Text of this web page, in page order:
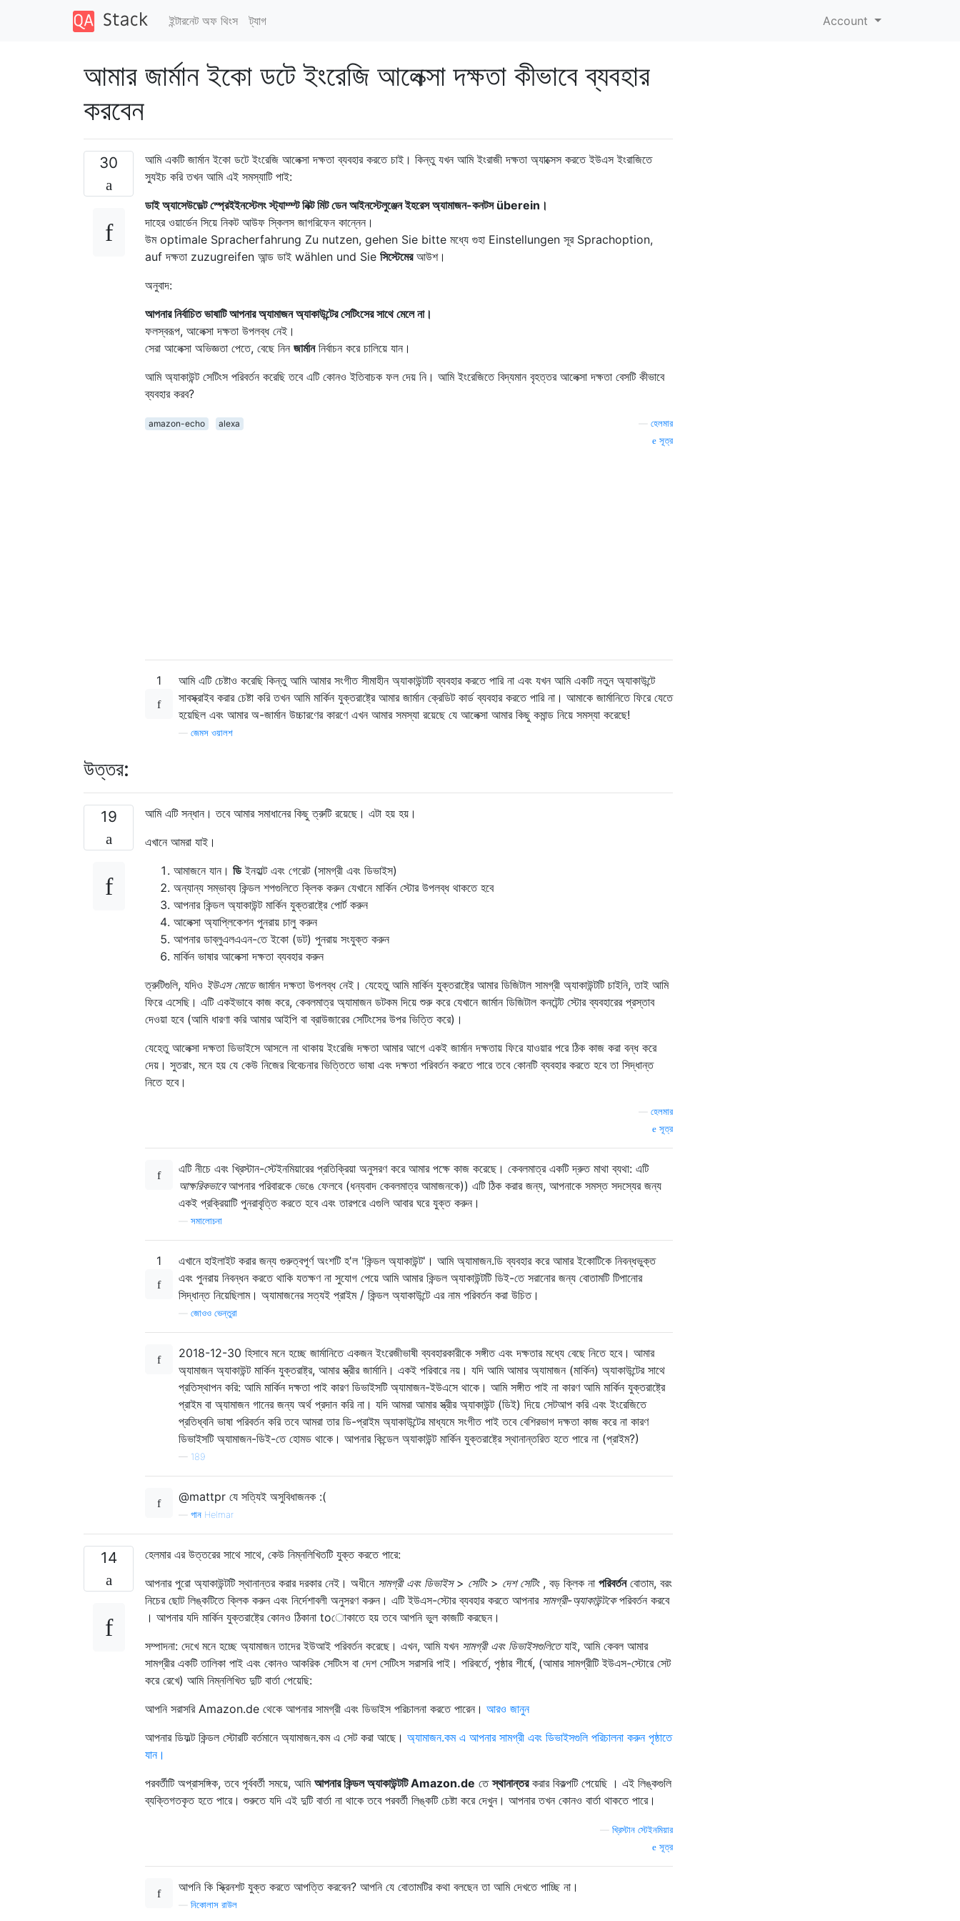
ইন্টারনেট অফ থিংস ট্যাগ Account
আমার জার্মান ইকো ডটে ইংরেজি আলেক্সা দক্ষতা কীভাবে ব্যবহার
করবেন
30
আমি একটি জার্মান ইকো ডটে ইংরেজি আলেক্সা দক্ষতা ব্যবহার করতে চাই। কিন্তু যখন আমি ইংরাজী দক্ষতা অ্যাক্সেস করতে ইউএস ইংরাজিতে
স্যুইচ করি তখন আমি এই সমস্যাটি পাই:
ডাই অ্যাসেউভেল্ট স্প্রেইইনস্টেলং স্ট্যাম্ম্ট নিক্ট মিট ডেন আইনস্টেলুঞ্জেন ইহরেস অ্যামাজন-কনটস überein।
দাহের ওয়ার্ডেন সিয়ে নিকট আউফ স্কিলস জাগরিফেন কান্নেন।
উম optimale Spracherfahrung Zu nutzen, gehen Sie bitte মধ্যে গুহা Einstellungen সূর Sprachoption,
auf দক্ষতা zuzugreifen আন্ড ডাই wählen und Sie সিস্টেমেরআউশ।
অনুবাদ:
আপনার নির্বাচিত ভাষাটি আপনার অ্যামাজন অ্যাকাউন্টের সেটিংসের সাথে মেলে না।
ফলস্বরূপ, আলেক্সা দক্ষতা উপলব্ধ নেই।
সেরা আলেক্সা অভিজ্ঞতা পেতে, বেছে নিন জার্মাননির্বাচন করে চালিয়ে যান।
আমি অ্যাকাউন্ট সেটিংস পরিবর্তন করেছি তবে এটি কোনও ইতিবাচক ফল দেয় নি। আমি ইংরেজিতে বিদ্যমান বৃহত্তর আলেক্সা দক্ষতা বেসটি কীভাবে
ব্যবহার করব?
amazon-echo alexa
হেলমার
সূত্র
1
আমি এটি চেষ্টাও করেছি কিন্তু আমি আমার সংগীত সীমাহীন অ্যাকাউন্টটি ব্যবহার করতে পারি না এবং যখন আমি একটি নতুন অ্যাকাউন্টে
সাবস্ক্রাইব করার চেষ্টা করি তখন আমি মার্কিন যুক্তরাষ্ট্রে আমার জার্মান ক্রেডিট কার্ড ব্যবহার করতে পারি না। আমাকে জার্মানিতে ফিরে যেতে
হয়েছিল এবং আমার অ-জার্মান উচ্চারণের কারণে এখন আমার সমস্যা রয়েছে যে আলেক্সা আমার কিছু কমান্ড নিয়ে সমস্যা করেছে!
জেমস ওয়ালশ
উত্তর:
19
আমি এটি সন্ধান। তবে আমার সমাধানের কিছু ত্রুটি রয়েছে। এটা হয় হয়।
এখানে আমরা যাই।
আমাজনে যান। ডিইনহাল্ট এবং গেরেট (সামগ্রী এবং ডিভাইস)
অন্যান্য সম্ভাব্য কিন্ডল শপগুলিতে ক্লিক করুন যেখানে মার্কিন স্টোর উপলব্ধ থাকতে হবে
আপনার কিন্ডল অ্যাকাউন্ট মার্কিন যুক্তরাষ্ট্রে পোর্ট করুন
আলেক্সা অ্যাপ্লিকেশন পুনরায় চালু করুন
আপনার ডাব্লুএলএএন-তে ইকো (ডট) পুনরায় সংযুক্ত করুন
মার্কিন ভাষার আলেক্সা দক্ষতা ব্যবহার করুন
ত্রুটিগুলি, যদিও ইউএস মোডেজার্মান দক্ষতা উপলব্ধ নেই। যেহেতু আমি মার্কিন যুক্তরাষ্ট্রে আমার ডিজিটাল সামগ্রী অ্যাকাউন্টটি চাইনি, তাই আমি
ফিরে এসেছি। এটি একইভাবে কাজ করে, কেবলমাত্র অ্যামাজন ডটকম দিয়ে শুরু করে যেখানে জার্মান ডিজিটাল কনটেন্ট স্টোর ব্যবহারের প্রস্তাব
দেওয়া হবে (আমি ধারণা করি আমার আইপি বা ব্রাউজারের সেটিংসের উপর ভিত্তি করে)।
যেহেতু আলেক্সা দক্ষতা ডিভাইসে আসলে না থাকায় ইংরেজি দক্ষতা আমার আগে একই জার্মান দক্ষতায় ফিরে যাওয়ার পরে ঠিক কাজ করা বন্ধ করে
দেয়। সুতরাং, মনে হয় যে কেউ নিজের বিবেচনার ভিত্তিতে ভাষা এবং দক্ষতা পরিবর্তন করতে পারে তবে কোনটি ব্যবহার করতে হবে তা সিদ্ধান্ত
নিতে হবে।
হেলমার
সূত্র
এটি নীচে এবং খ্রিস্টান-স্টেইনমিয়ারের প্রতিক্রিয়া অনুসরণ করে আমার পক্ষে কাজ করেছে। কেবলমাত্র একটি দ্রুত মাথা ব্যথা: এটি
আক্ষরিকভাবেআপনার পরিবারকে ভেঙে ফেলবে (ধন্যবাদ কেবলমাত্র আমাজনকে)) এটি ঠিক করার জন্য, আপনাকে সমস্ত সদস্যের জন্য
একই প্রক্রিয়াটি পুনরাবৃত্তি করতে হবে এবং তারপরে এগুলি আবার ঘরে যুক্ত করুন।
সমালোচনা
1
এখানে হাইলাইট করার জন্য গুরুত্বপূর্ণ অংশটি হ'ল 'কিন্ডল অ্যাকাউন্ট'। আমি অ্যামাজন.ডি ব্যবহার করে আমার ইকোটিকে নিবন্ধভুক্ত
এবং পুনরায় নিবন্ধন করতে থাকি যতক্ষণ না সুযোগ পেয়ে আমি আমার কিন্ডল অ্যাকাউন্টটি ডিই-তে সরানোর জন্য বোতামটি টিপানোর
সিদ্ধান্ত নিয়েছিলাম। অ্যামাজনের সত্যই প্রাইম / কিন্ডল অ্যাকাউন্টে এর নাম পরিবর্তন করা উচিত।
জোওও ভেন্তুরা
2018-12-30 হিসাবে মনে হচ্ছে জার্মানিতে একজন ইংরেজীভাষী ব্যবহারকারীকে সঙ্গীত এবং দক্ষতার মধ্যে বেছে নিতে হবে। আমার
অ্যামাজন অ্যাকাউন্ট মার্কিন যুক্তরাষ্ট্র, আমার স্ত্রীর জার্মানি। একই পরিবারে নয়। যদি আমি আমার অ্যামাজন (মার্কিন) অ্যাকাউন্টের সাথে
প্রতিস্থাপন করি: আমি মার্কিন দক্ষতা পাই কারণ ডিভাইসটি অ্যামাজন-ইউএসে থাকে। আমি সঙ্গীত পাই না কারণ আমি মার্কিন যুক্তরাষ্ট্রে
প্রাইম বা অ্যামাজন গানের জন্য অর্থ প্রদান করি না। যদি আমরা আমার স্ত্রীর অ্যাকাউন্ট (ডিই) দিয়ে সেটআপ করি এবং ইংরেজিতে
প্রতিধ্বনি ভাষা পরিবর্তন করি তবে আমরা তার ডি-প্রাইম অ্যাকাউন্টের মাধ্যমে সংগীত পাই তবে বেশিরভাগ দক্ষতা কাজ করে না কারণ
ডিভাইসটি অ্যামাজন-ডিই-তে হোমড থাকে। আপনার কিন্ডেল অ্যাকাউন্ট মার্কিন যুক্তরাষ্ট্রে স্থানান্তরিত হতে পারে না (প্রাইম?)
— 189
@mattpr যে সত্যিই অসুবিধাজনক :(
গান Helmar
14
হেলমার এর উত্তরের সাথে সাথে, কেউ নিম্নলিখিতটি যুক্ত করতে পারে:
আপনার পুরো অ্যাকাউন্টটি স্থানান্তর করার দরকার নেই। অধীনে সামগ্রী এবং ডিভাইস> সেটিং> দেশ সেটিং, বড় ক্লিক না পরিবর্তনবোতাম, বরং
নিচের ছোট লিঙ্কটিতে ক্লিক করুন এবং নির্দেশাবলী অনুসরণ করুন। এটি ইউএস-স্টোর ব্যবহার করতে আপনার সামগ্রী-অ্যাকাউন্টকেপরিবর্তন করবে
। আপনার যদি মার্কিন যুক্তরাষ্ট্রে কোনও ঠিকানা toোকাতে হয় তবে আপনি ভুল কাজটি করছেন।
সম্পাদনা: দেখে মনে হচ্ছে অ্যামাজন তাদের ইউআই পরিবর্তন করেছে। এখন, আমি যখন সামগ্রী এবং ডিভাইসগুলিতেযাই, আমি কেবল আমার
সামগ্রীর একটি তালিকা পাই এবং কোনও আকরিক সেটিংস বা দেশ সেটিংস সরাসরি পাই। পরিবর্তে, পৃষ্ঠার শীর্ষে, (আমার সামগ্রীটি ইউএস-স্টোরে সেট
করে রেখে) আমি নিম্নলিখিত দুটি বার্তা পেয়েছি:
আপনি সরাসরি Amazon.de থেকে আপনার সামগ্রী এবং ডিভাইস পরিচালনা করতে পারেন। আরও জানুন
আপনার ডিফল্ট কিন্ডল স্টোরটি বর্তমানে অ্যামাজন.কম এ সেট করা আছে। অ্যামাজন.কম এ আপনার সামগ্রী এবং ডিভাইসগুলি পরিচালনা করুন পৃষ্ঠাতে
যান।
পরবর্তীটি অপ্রাসঙ্গিক, তবে পূর্ববর্তী সময়ে, আমি আপনার কিন্ডল অ্যাকাউন্টটি Amazon.de তেস্থানান্তরকরার বিকল্পটি পেয়েছি । এই লিঙ্কগুলি
ব্যক্তিগতকৃত হতে পারে। শুরুতে যদি এই দুটি বার্তা না থাকে তবে পরবর্তী লিঙ্কটি চেষ্টা করে দেখুন। আপনার তখন কোনও বার্তা থাকতে পারে।
খ্রিস্টান স্টেইনমিয়ার
সূত্র
আপনি কি স্ক্রিনশট যুক্ত করতে আপত্তি করবেন? আপনি যে বোতামটির কথা বলছেন তা আমি দেখতে পাচ্ছি না।
নিকোলাস রাউল